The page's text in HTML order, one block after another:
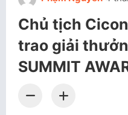
Chủ tịch
trao giải
SUMMIT